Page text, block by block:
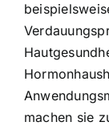
machen sie